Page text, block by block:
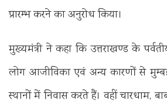
प्रारम्भ करने का अनुरोध किया।
मुख्यमंत्री ने कहा कि उत्तराखण्ड के
लोग आजीविका एवं अन्य कारणों से
स्थानों में निवास करते हैं। वहीं चारधाम,